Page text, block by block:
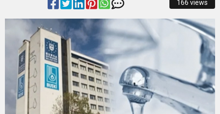
Başkan Şadi Özdemir, Esentepeliler’i dinledi
15:18 İzmir Büyükşehir Belediyesi’nden Zübeyde
Hanım Stadı açıklaması: Süreç emin adımlarla
ilerliyor
15:13 Osmangazi’de Kaldırımlar İşgalden Temizlendi
0:37 SATRANÇTA BURSA BÜYÜKŞEHİR FARKI
166 views